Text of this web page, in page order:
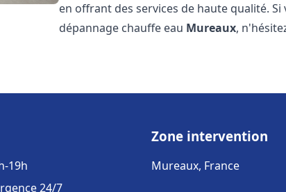
en offrant des services de haute qualité.
dépannage chauffe eau Mureaux,
19h
24/7
Zone intervention
Mureaux, France